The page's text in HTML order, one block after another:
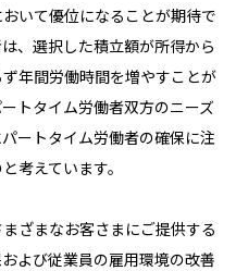
いて優位になることが期待で
、選択した積立額が所得から
年間労働時間を増やすことが
トタイム労働者双方のニーズ
ートタイム労働者の確保に注
考えています。
ざまなお客さまにご提供する
よび従業員の雇用環境の改善